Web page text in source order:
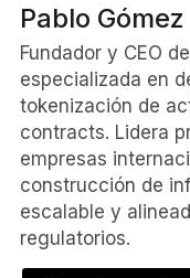
Pablo Gómez
Fundador y CEO
especializada en
tokenización de
contracts. Lidera
empresas
construcción de
escalable y
regulatorios.